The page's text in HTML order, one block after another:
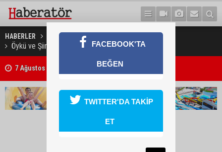
HABERLER KÜLTÜR & SANAT
Öykü ve Şiir Yarışması düzenleniyor
7 Ağustos 2026 Döviz Kurları
FACEBOOK'TA
BEĞEN
TWITTER'DA TAKİP
ET